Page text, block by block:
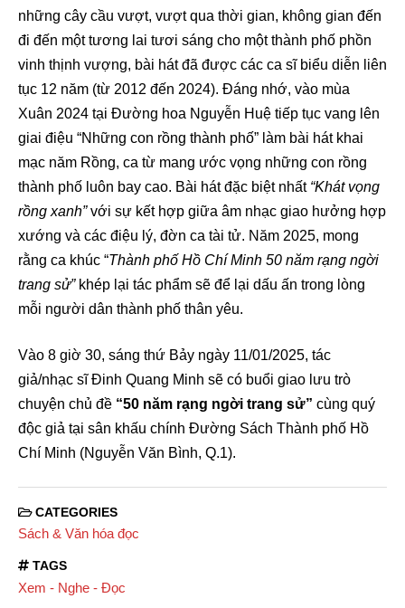
những cây cầu vượt, vượt qua thời gian, không gian đến
đi đến một tương lai tươi sáng cho một thành phố phồn
vinh thịnh vượng, bài hát đã được các ca sĩ biểu diễn liên
tục 12 năm (từ 2012 đến 2024). Đáng nhớ, vào mùa
Xuân 2024 tại Đường hoa Nguyễn Huệ tiếp tục vang lên
giai điệu “Những con rồng thành phố” làm bài hát khai
mạc năm Rồng, ca từ mang ước vọng những con rồng
thành phố luôn bay cao. Bài hát đặc biệt nhất “Khát vọng
rồng xanh”với sự kết hợp giữa âm nhạc giao hưởng hợp
xướng và các điệu lý, đờn ca tài tử. Năm 2025, mong
rằng ca khúc “Thành phố Hồ Chí Minh 50 năm rạng ngời
trang sử” khép lại tác phẩm sẽ để lại dấu ấn trong lòng
mỗi người dân thành phố thân yêu.
Vào 8 giờ 30, sáng thứ Bảy ngày 11/01/2025, tác
giả/nhạc sĩ Đinh Quang Minh sẽ có buổi giao lưu trò
chuyện chủ đề “50 năm rạng ngời trang sử” cùng quý
độc giả tại sân khấu chính Đường Sách Thành phố Hồ
Chí Minh (Nguyễn Văn Bình, Q.1).
CATEGORIES
Sách & Văn hóa đọc
TAGS
Xem - Nghe - Đọc